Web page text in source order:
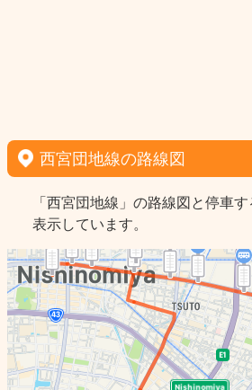
西宮団地線の路線図
「西宮団地線」の路線図と停車
表示しています。